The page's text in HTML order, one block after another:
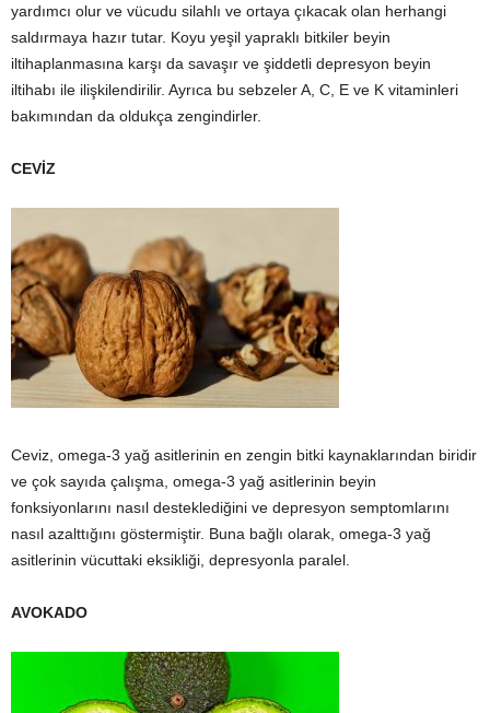
yardımcı olur ve vücudu silahlı ve ortaya çıkacak olan herhangi
saldırmaya hazır tutar. Koyu yeşil yapraklı bitkiler beyin
iltihaplanmasına karşı da savaşır ve şiddetli depresyon beyin
iltihabı ile ilişkilendirilir. Ayrıca bu sebzeler A, C, E ve K vitaminleri
bakımından da oldukça zengindirler.
CEVİZ
Ceviz, omega-3 yağ asitlerinin en zengin bitki kaynaklarından biridir
ve çok sayıda çalışma, omega-3 yağ asitlerinin beyin
fonksiyonlarını nasıl desteklediğini ve depresyon semptomlarını
nasıl azalttığını göstermiştir. Buna bağlı olarak, omega-3 yağ
asitlerinin vücuttaki eksikliği, depresyonla paralel.
AVOKADO